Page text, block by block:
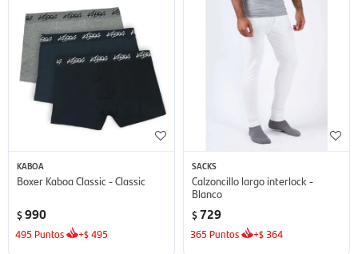
KABOA
Boxer Kaboa Classic - Classic
$990
495 Puntos +$495
SACKS
Calzoncillo largo interlock -
Blanco
$729
365 Puntos +$ 364